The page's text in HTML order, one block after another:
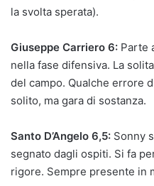
la svolta sperata).
Giuseppe Carriero 6: Parte
nella fase difensiva. La
del campo. Qualche errore
solito, ma gara di sostanza.
Santo D’Angelo 6,5: Sonny
segnato dagli ospiti. Si fa
rigore. Sempre presente in